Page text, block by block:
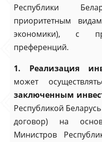
Республики
приоритетным
экономики), с
преференций.
1. Реализация
может
заключенным
Республикой
договор) на
Министров